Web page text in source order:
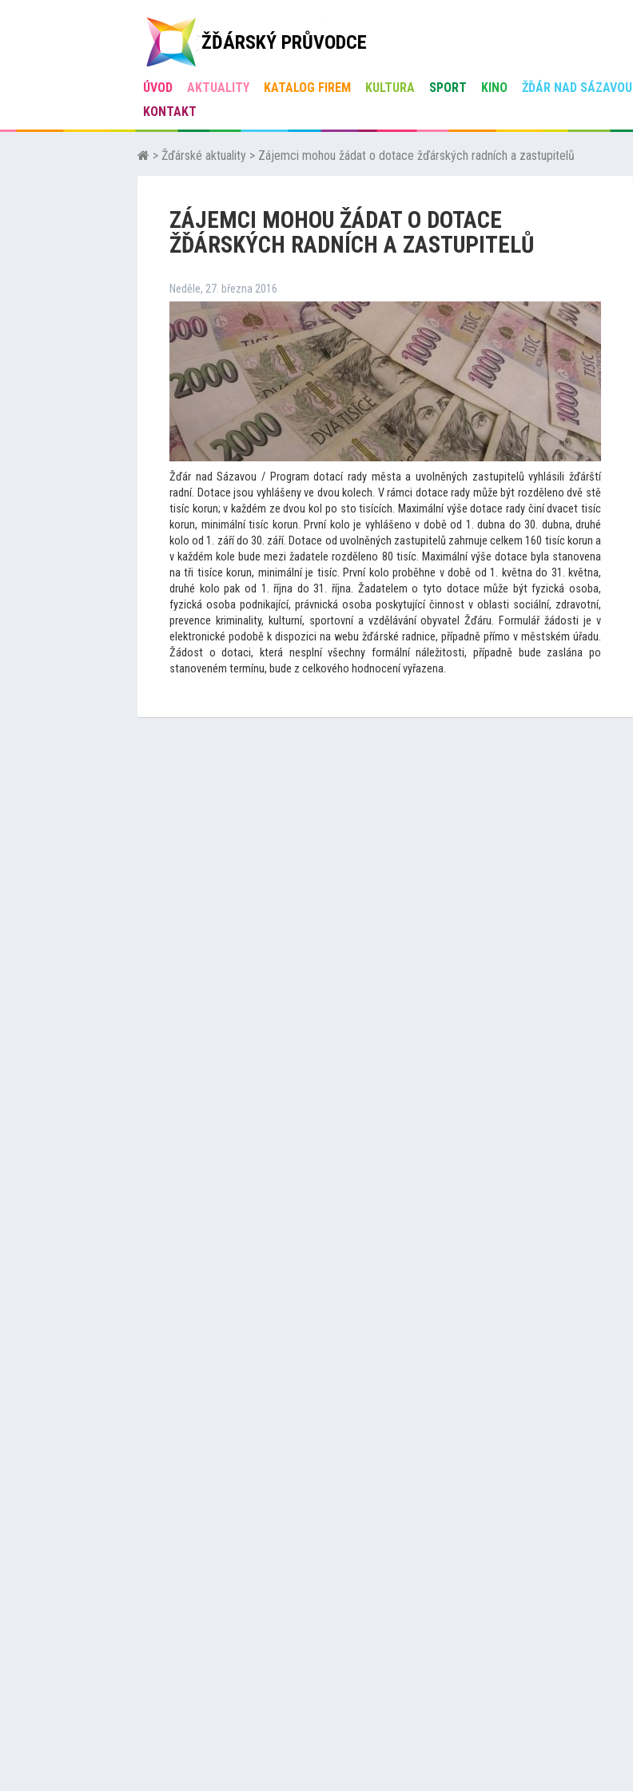
ŽĎÁRSKÝ PRŮVODCE
ÚVOD AKTUALITY KATALOG FIREM KULTURA SPORT KINO ŽĎÁR NAD SÁZAVOU
KONTAKT
> Žďárské aktuality > Zájemci mohou žádat o dotace žďárských radních a zastupitelů
ZÁJEMCI MOHOU ŽÁDAT O DOTACE
ŽĎÁRSKÝCH RADNÍCH A ZASTUPITELŮ
Neděle, 27. března 2016
Žďár nad Sázavou / Program dotací rady města a uvolněných zastupitelů vyhlásili žďárští
radní. Dotace jsou vyhlášeny ve dvou kolech. V rámci dotace rady může být rozděleno dvě stě
tisíc korun; v každém ze dvou kol po sto tisících. Maximální výše dotace rady činí dvacet tisíc
korun, minimální tisíc korun. První kolo je vyhlášeno v době od 1. dubna do 30. dubna, druhé
kolo od 1. září do 30. září. Dotace od uvolněných zastupitelů zahrnuje celkem 160 tisíc korun a
v každém kole bude mezi žadatele rozděleno 80 tisíc. Maximální výše dotace byla stanovena
na tři tisíce korun, minimální je tisíc. První kolo proběhne v době od 1. května do 31. května,
druhé kolo pak od 1. října do 31. října. Žadatelem o tyto dotace může být fyzická osoba,
fyzická osoba podnikající, právnická osoba poskytující činnost v oblasti sociální, zdravotní,
prevence kriminality, kulturní, sportovní a vzdělávání obyvatel Žďáru. Formulář žádosti je v
elektronické podobě k dispozici na webu žďárské radnice, případně přímo v městském úřadu.
Žádost o dotaci, která nesplní všechny formální náležitosti, případně bude zaslána po
stanoveném termínu, bude z celkového hodnocení vyřazena.